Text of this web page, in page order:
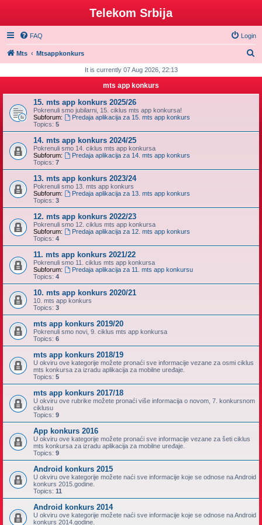
Telekom Srbija
FAQ Login
Mts Mtsappkonkurs
r
It is currently 07 Aug 2026, 22:13
mts app konkurs
15. mts app konkurs 2025/26
Pokrenuli smo jubilarni, 15. ciklus mts app konkursa!
Subforum:
Predaja aplikacija za 15. mts app konkurs
Topics: 5
14. mts app konkurs 2024/25
Pokrenuli smo 14. ciklus mts app konkursa
Subforum:
Predaja aplikacija za 14. mts app konkurs
Topics: 7
13. mts app konkurs 2023/24
Pokrenuli smo 13. mts app konkurs
Subforum:
Predaja aplikacija za 13. mts app konkurs
Topics: 3
12. mts app konkurs 2022/23
Pokrenuli smo 12. ciklus mts app konkursa
Subforum:
Predaja aplikacija za 12. mts app konkurs
Topics: 4
11. mts app konkurs 2021/22
Pokrenuli smo 11. ciklus mts app konkursa
Subforum:
Predaja aplikacija za 11. mts app konkursu
Topics: 4
10. mts app konkurs 2020/21
10. mts app konkurs
Topics: 3
mts app konkurs 2019/20
Pokrenuli smo novi, 9. ciklus mts app konkursa
Topics: 6
mts app konkurs 2018/19
U okviru ove kategorije možete pronaći sve informacije vezane za osmi ciklus
mts konkursa za izradu aplikacija za mobilne uređaje.
Topics: 5
mts app konkurs 2017/18
U okviru ove rubrike možete pronaći više informacija o novom, 7. konkursnom
ciklusu
Topics: 9
App konkurs 2016
U okviru ove kategorije možete pronaći sve informacije vezane za šeti ciklus
mts konkursa za izradu aplikacija za mobilne uređaje.
Topics: 9
Android konkurs 2015
U okviru ove kategorije možete naći sve informacije koje se odnose na Android
konkurs 2015.godine.
Topics: 11
Android konkurs 2014
U okviru ove kategorije možete naći sve informacije koje se odnose na Android
konkurs 2014.godine.